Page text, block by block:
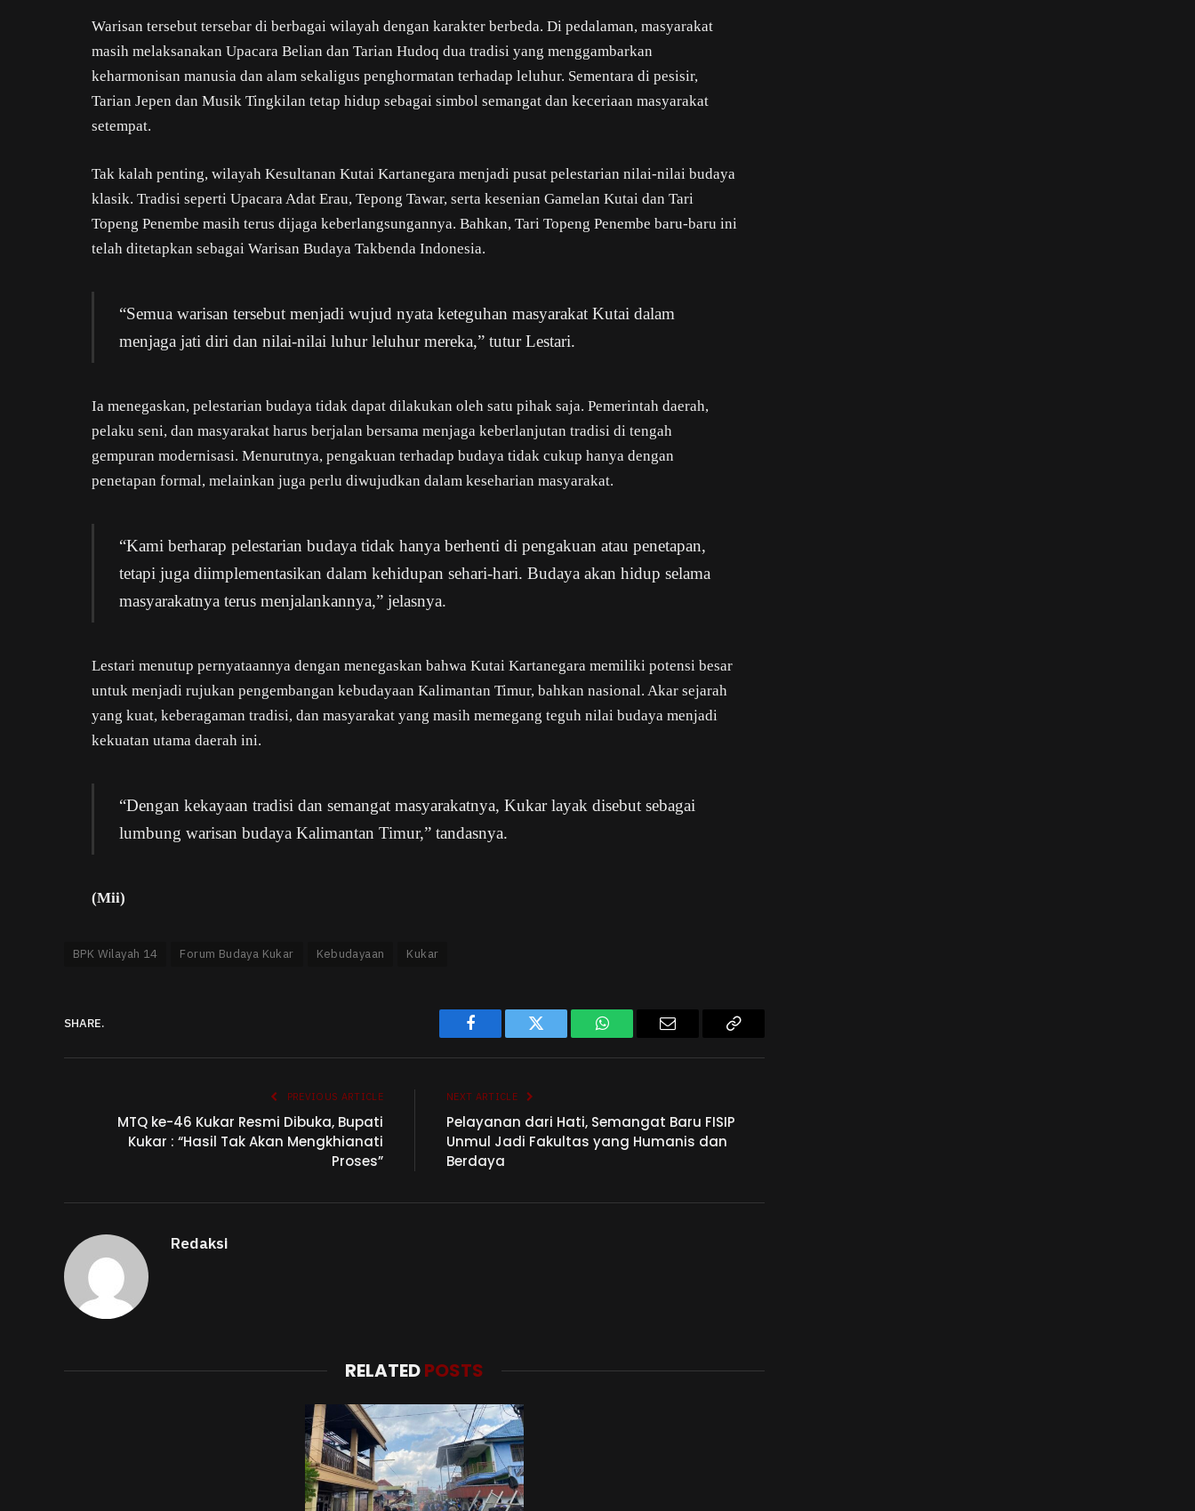
Warisan tersebut tersebar di berbagai wilayah dengan karakter berbeda. Di pedalaman, masyarakat
masih melaksanakan Upacara Belian dan Tarian Hudoq dua tradisi yang menggambarkan
keharmonisan manusia dan alam sekaligus penghormatan terhadap leluhur. Sementara di pesisir,
Tarian Jepen dan Musik Tingkilan tetap hidup sebagai simbol semangat dan keceriaan masyarakat
setempat.
Tak kalah penting, wilayah Kesultanan Kutai Kartanegara menjadi pusat pelestarian nilai-nilai budaya
klasik. Tradisi seperti Upacara Adat Erau, Tepong Tawar, serta kesenian Gamelan Kutai dan Tari
Topeng Penembe masih terus dijaga keberlangsungannya. Bahkan, Tari Topeng Penembe baru-baru ini
telah ditetapkan sebagai Warisan Budaya Takbenda Indonesia.
“Semua warisan tersebut menjadi wujud nyata keteguhan masyarakat Kutai dalam
menjaga jati diri dan nilai-nilai luhur leluhur mereka,” tutur Lestari.
Ia menegaskan, pelestarian budaya tidak dapat dilakukan oleh satu pihak saja. Pemerintah daerah,
pelaku seni, dan masyarakat harus berjalan bersama menjaga keberlanjutan tradisi di tengah
gempuran modernisasi. Menurutnya, pengakuan terhadap budaya tidak cukup hanya dengan
penetapan formal, melainkan juga perlu diwujudkan dalam keseharian masyarakat.
“Kami berharap pelestarian budaya tidak hanya berhenti di pengakuan atau penetapan,
tetapi juga diimplementasikan dalam kehidupan sehari-hari. Budaya akan hidup selama
masyarakatnya terus menjalankannya,” jelasnya.
Lestari menutup pernyataannya dengan menegaskan bahwa Kutai Kartanegara memiliki potensi besar
untuk menjadi rujukan pengembangan kebudayaan Kalimantan Timur, bahkan nasional. Akar sejarah
yang kuat, keberagaman tradisi, dan masyarakat yang masih memegang teguh nilai budaya menjadi
kekuatan utama daerah ini.
“Dengan kekayaan tradisi dan semangat masyarakatnya, Kukar layak disebut sebagai
lumbung warisan budaya Kalimantan Timur,” tandasnya.
(Mii)
BPK Wilayah 14 Forum Budaya Kukar Kebudayaan Kukar
SHARE.
Facebook Twitter WhatsAppEmail
Copy
PREVIOUS ARTICLE
MTQ ke-46 Kukar Resmi Dibuka, Bupati
Kukar : “Hasil Tak Akan Mengkhianati
Proses”
NEXT ARTICLE
Pelayanan dari Hati, Semangat Baru FISIP
Unmul Jadi Fakultas yang Humanis dan
Berdaya
Redaksi
RELATEDPOSTS